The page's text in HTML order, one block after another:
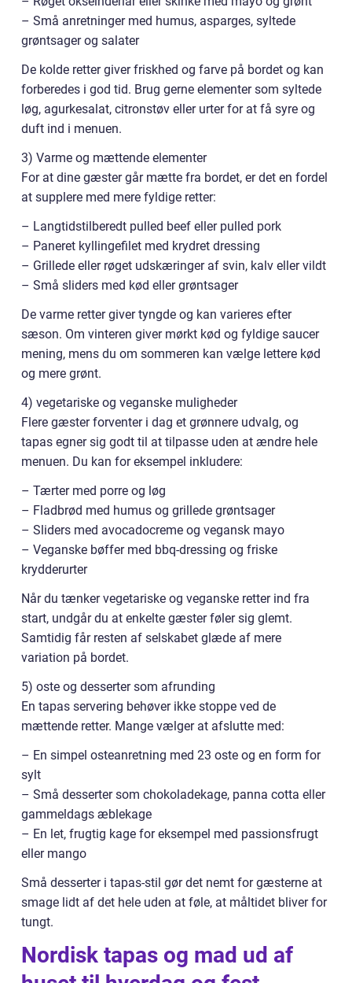
– Små anretninger med humus, asparges, syltede
grøntsager og salater
De kolde retter giver friskhed og farve på bordet og kan
forberedes i god tid. Brug gerne elementer som syltede
løg, agurkesalat, citronstøv eller urter for at få syre og
duft ind i menuen.
3) Varme og mættende elementer
For at dine gæster går mætte fra bordet, er det en fordel
at supplere med mere fyldige retter:
– Langtidstilberedt pulled beef eller pulled pork
– Paneret kyllingefilet med krydret dressing
– Grillede eller røget udskæringer af svin, kalv eller vildt
– Små sliders med kød eller grøntsager
De varme retter giver tyngde og kan varieres efter
sæson. Om vinteren giver mørkt kød og fyldige saucer
mening, mens du om sommeren kan vælge lettere kød
og mere grønt.
4) vegetariske og veganske muligheder
Flere gæster forventer i dag et grønnere udvalg, og
tapas egner sig godt til at tilpasse uden at ændre hele
menuen. Du kan for eksempel inkludere:
– Tærter med porre og løg
– Fladbrød med humus og grillede grøntsager
– Sliders med avocadocreme og vegansk mayo
– Veganske bøffer med bbq-dressing og friske
krydderurter
Når du tænker vegetariske og veganske retter ind fra
start, undgår du at enkelte gæster føler sig glemt.
Samtidig får resten af selskabet glæde af mere
variation på bordet.
5) oste og desserter som afrunding
En tapas servering behøver ikke stoppe ved de
mættende retter. Mange vælger at afslutte med:
– En simpel osteanretning med 23 oste og en form for
sylt
– Små desserter som chokoladekage, panna cotta eller
gammeldags æblekage
– En let, frugtig kage for eksempel med passionsfrugt
eller mango
Små desserter i tapas-stil gør det nemt for gæsterne at
smage lidt af det hele uden at føle, at måltidet bliver for
tungt.
Nordisk tapas og mad ud af